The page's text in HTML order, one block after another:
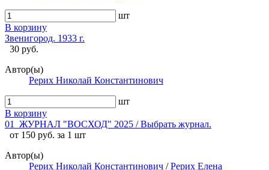
шт
В корзину
Звенигород. 1933 г.
30 руб.
Автор(ы)
Рерих Николай Константинович
шт
В корзину
01_ЖУРНАЛ "ВОСХОД" 2025 / Выбрать журнал.
от 150 руб. за 1 шт
Автор(ы)
Рерих Николай Константинович /Рерих Елена